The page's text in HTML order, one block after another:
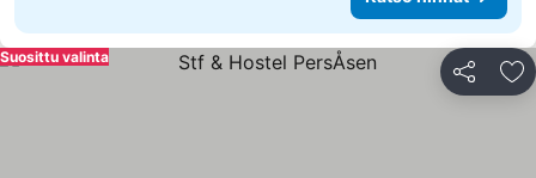
Jaa
Suosittu valinta